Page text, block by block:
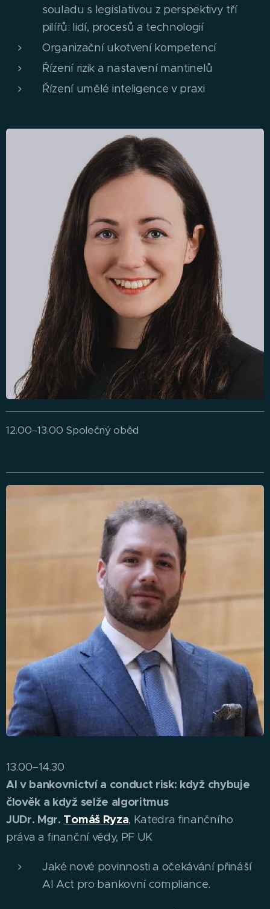
souladu s legislativou z perspektivy tří
pilířů: lidí, procesů a technologií
Organizační ukotvení kompetencí
Řízení rizik a nastavení mantinelů
Řízení umělé inteligence v praxi
12.00–13.00 Společný oběd
13.00–14.30
AI v bankovnictví a conduct risk: když chybuje
člověk a když selže algoritmus
JUDr. Mgr. Tomáš Ryza, Katedra finančního
práva a finanční vědy, PF UK
Jaké nové povinnosti a očekávání přináší
AI Act pro bankovní compliance.